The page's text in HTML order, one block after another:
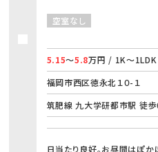
空室なし
5.15～5.8万円 / 1K～1LDK
福岡市西区徳永北１０-１
筑肥線 九大学研都市駅 徒
日当たり良好。お昼間はぽか